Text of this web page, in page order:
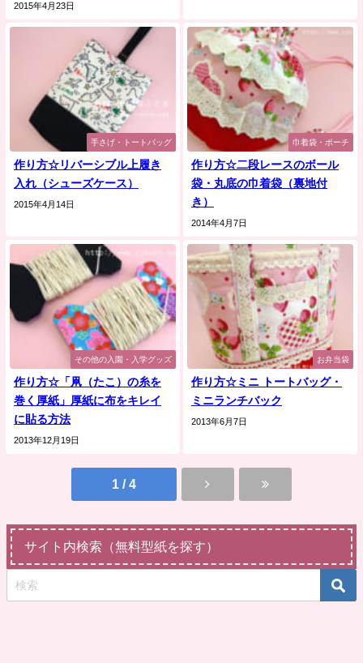
2015年4月23日
手さげ・トートバッグ
作り方☆リバーシブル上履き
入れ（シューズケース）
2015年4月14日
巾着袋・ポーチ
作り方☆二段レースのボール
袋・丸底の巾着袋（裏地付
き）
2014年4月7日
その他の入園・入学グッズ
作り方☆「凧（たこ）の糸を
巻く厚紙」厚紙に布をキレイ
に貼る方法
2013年12月19日
お弁当袋
作り方☆ミニ トートバッグ・
ミニランチバック
2013年6月7日
1 / 4
サイト内検索（無料型紙を探す）